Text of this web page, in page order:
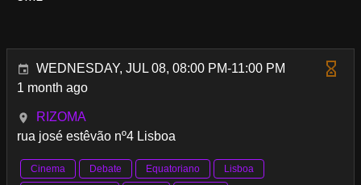
WEDNESDAY, JUL 08, 08:00 PM-11:00 PM
1 month ago
RIZOMA
rua josé estêvão nº4 Lisboa
Cinema Debate Equatoriano
Lisboa